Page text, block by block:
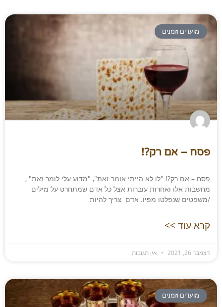
מועדים וזמנים
פסח – אם רק?!
פסח – אם רק?! "לו לא הייתי אומר זאת", "מדוע עלי לומר זאת" ,
מחשבות אלו ואחרות עוברות אצל כל אדם שמתחרט על מילים
/משפטים שנפלטו מפיו. אדם צריך להיות
קרא עוד >>
דצמבר 26, 2021 אין תגובות
מועדים וזמנים